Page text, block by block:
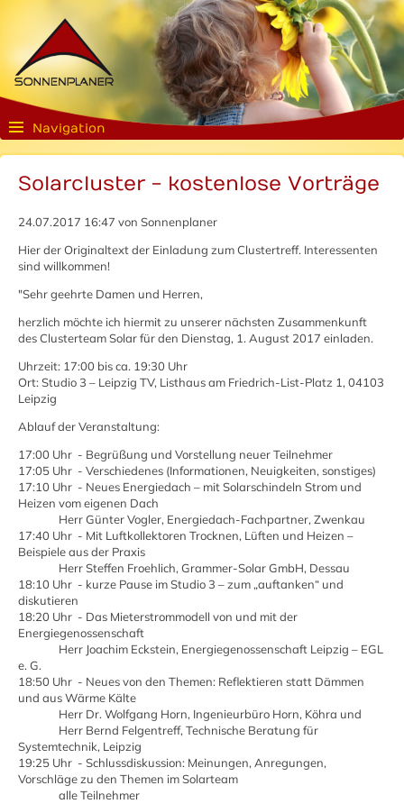
Navigation
Solarcluster - kostenlose Vorträge
24.07.2017 16:47 von Sonnenplaner
Hier der Originaltext der Einladung zum Clustertreff. Interessenten
sind willkommen!
"Sehr geehrte Damen und Herren,
herzlich möchte ich hiermit zu unserer nächsten Zusammenkunft
des Clusterteam Solar für den Dienstag, 1. August 2017 einladen.
Uhrzeit: 17:00 bis ca. 19:30 Uhr
Ort: Studio 3 – Leipzig TV, Listhaus am Friedrich-List-Platz 1, 04103
Leipzig
Ablauf der Veranstaltung:
17:00 Uhr - Begrüßung und Vorstellung neuer Teilnehmer
17:05 Uhr - Verschiedenes (Informationen, Neuigkeiten, sonstiges)
17:10 Uhr - Neues Energiedach – mit Solarschindeln Strom und
Heizen vom eigenen Dach
Herr Günter Vogler, Energiedach-Fachpartner, Zwenkau
17:40 Uhr - Mit Luftkollektoren Trocknen, Lüften und Heizen –
Beispiele aus der Praxis
Herr Steffen Froehlich, Grammer-Solar GmbH, Dessau
18:10 Uhr - kurze Pause im Studio 3 – zum „auftanken“ und
diskutieren
18:20 Uhr - Das Mieterstrommodell von und mit der
Energiegenossenschaft
Herr Joachim Eckstein, Energiegenossenschaft Leipzig – EGL
e. G.
18:50 Uhr - Neues von den Themen: Reflektieren statt Dämmen
und aus Wärme Kälte
Herr Dr. Wolfgang Horn, Ingenieurbüro Horn, Köhra und
Herr Bernd Felgentreff, Technische Beratung für
Systemtechnik, Leipzig
19:25 Uhr - Schlussdiskussion: Meinungen, Anregungen,
Vorschläge zu den Themen im Solarteam
alle Teilnehmer